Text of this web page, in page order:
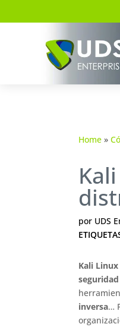
Home »
por UDS
Kali Linux
inversa…